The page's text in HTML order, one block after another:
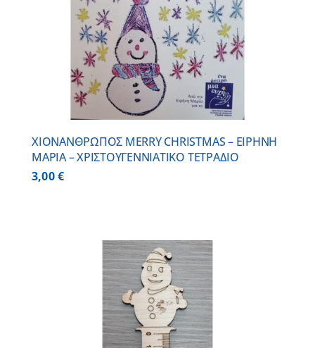
ΧΙΟΝΑΝΘΡΩΠΟΣ MERRY CHRISTMAS – ΕΙΡΗΝΗ
ΜΑΡΙΑ – ΧΡΙΣΤΟΥΓΕΝΝΙΑΤΙΚΟ ΤΕΤΡΑΔΙΟ
3,00€